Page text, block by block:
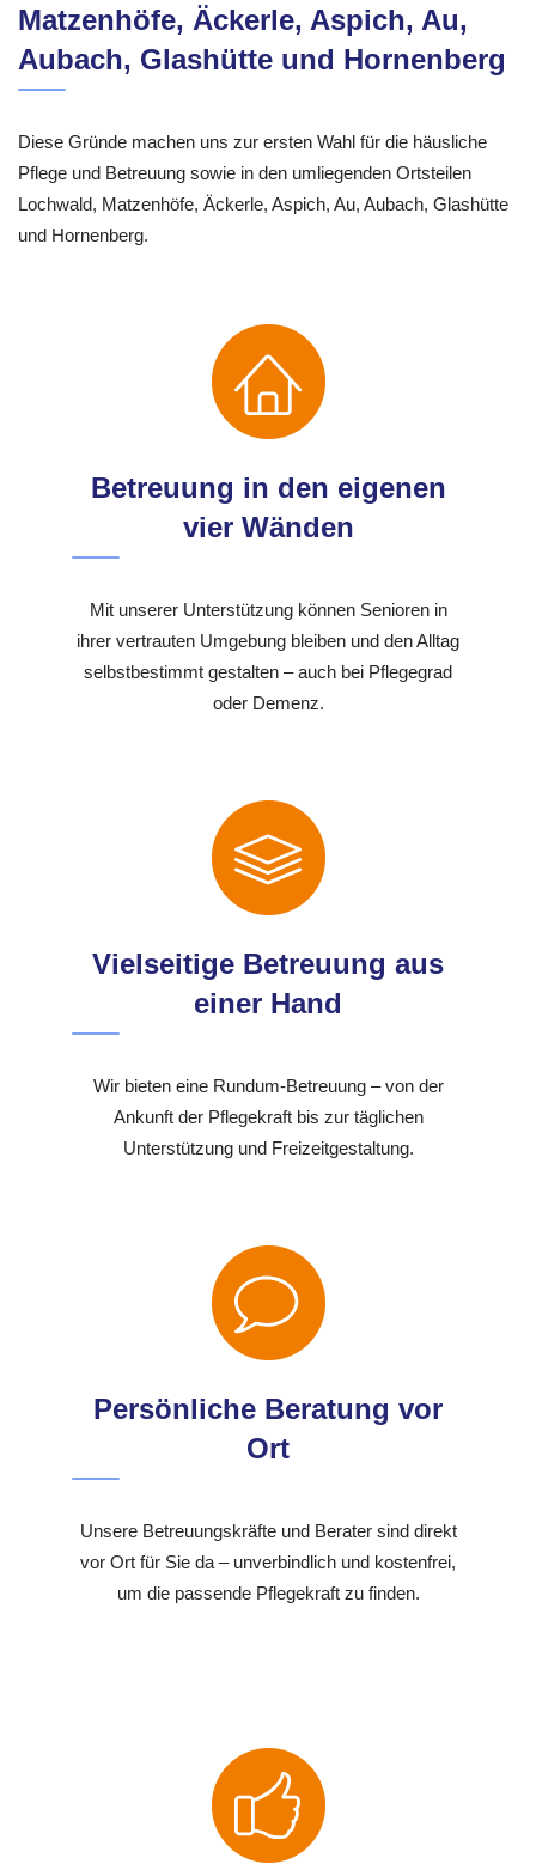
Matzenhöfe, Äckerle, Aspich, Au,
Aubach, Glashütte und Hornenberg
Diese Gründe machen uns zur ersten Wahl für die häusliche
Pflege und Betreuung sowie in den umliegenden Ortsteilen
Lochwald, Matzenhöfe, Äckerle, Aspich, Au, Aubach, Glashütte
und Hornenberg.
Betreuung in den eigenen
vier Wänden
Mit unserer Unterstützung können Senioren in
ihrer vertrauten Umgebung bleiben und den Alltag
selbstbestimmt gestalten – auch bei Pflegegrad
oder Demenz.
Vielseitige Betreuung aus
einer Hand
Wir bieten eine Rundum-Betreuung – von der
Ankunft der Pflegekraft bis zur täglichen
Unterstützung und Freizeitgestaltung.
Persönliche Beratung vor
Ort
Unsere Betreuungskräfte und Berater sind direkt
vor Ort für Sie da – unverbindlich und kostenfrei,
um die passende Pflegekraft zu finden.